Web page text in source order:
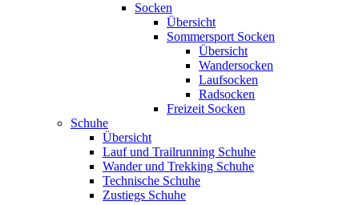
Socken
Übersicht
Sommersport Socken
Übersicht
Wandersocken
Laufsocken
Radsocken
Freizeit Socken
Schuhe
Übersicht
Lauf und Trailrunning Schuhe
Wander und Trekking Schuhe
Technische Schuhe
Zustiegs Schuhe